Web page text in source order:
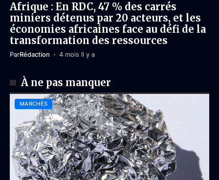
Afrique : En RDC, 47 % des carrés
miniers détenus par 20 acteurs, et les
économies africaines face au défi de la
transformation des ressources
ParRédaction 4 mois Il y a
À ne pas manquer
MARCHÉS